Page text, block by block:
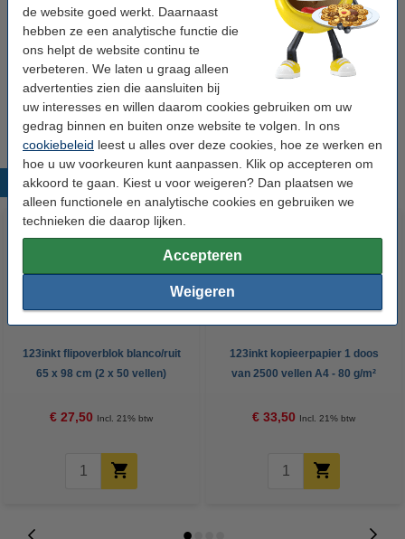
de website goed werkt. Daarnaast
hebben ze een analytische functie die
ons helpt de website continu te
verbeteren. We laten u graag alleen
advertenties zien die aansluiten bij
uw interesses en willen daarom cookies gebruiken om uw
gedrag binnen en buiten onze website te volgen. In ons
cookiebeleid leest u alles over deze cookies, hoe ze werken en
hoe u uw voorkeuren kunt aanpassen. Klik op accepteren om
akkoord te gaan. Kiest u voor weigeren? Dan plaatsen we
alleen functionele en analytische cookies en gebruiken we
technieken die daarop lijken.
Accepteren
Weigeren
Logitech R400 draadloze presenter met rode
€ 29,50
Let op: Dit artikel wordt vanwege het formaat binnen 3 werkdagen
geleverd.
Populaire producten
123inkt flipoverblok blanco/ruit
65 x 98 cm (2 x 50 vellen)
€ 27,50 Incl. 21% btw
123inkt kopieerpapier 1 doos
van 2500 vellen A4 - 80 g/m²
€ 33,50 Incl. 21% btw